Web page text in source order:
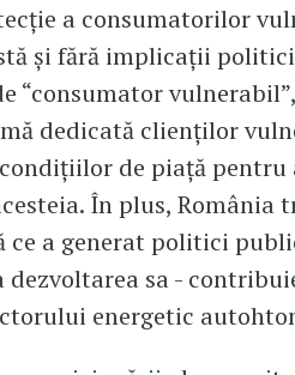
a consumatorilor
și fără implicații
“consumator
dedicată clienților
de piață
În plus, România
a generat politici
dezvoltarea sa -
energetic